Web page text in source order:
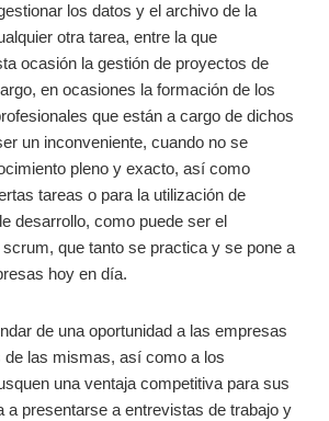
los datos y el archivo de la
otra tarea, entre la que
ocasión la gestión de proyectos de
en ocasiones la formación de los
que están a cargo de dichos
un inconveniente, cuando no se
pleno y exacto, así como
tareas o para la utilización de
desarrollo, como puede ser el
que tanto se practica y se pone a
hoy en día.
de una oportunidad a las empresas
de las mismas, así como a los
una ventaja competitiva para sus
a presentarse a entrevistas de trabajo y